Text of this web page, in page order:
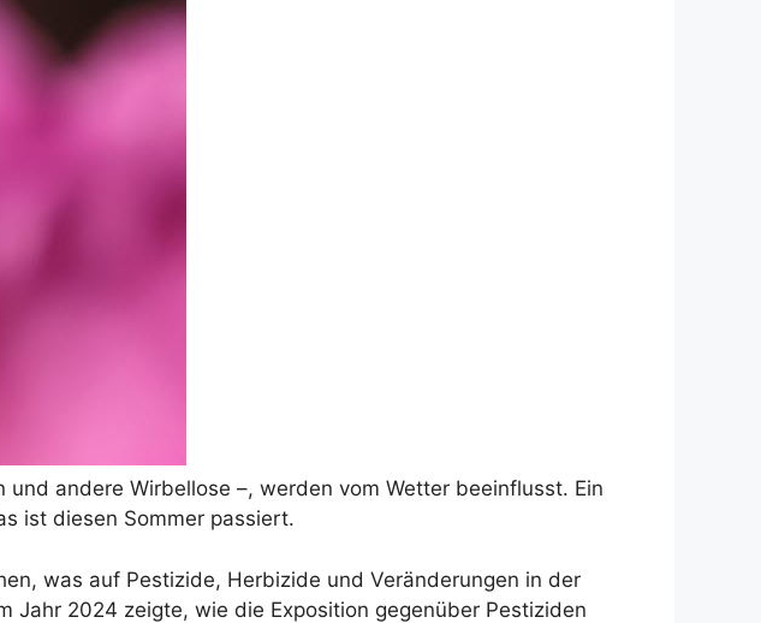
andere Wirbellose –, werden vom Wetter beeinflusst. Ein
ist diesen Sommer passiert.
was auf Pestizide, Herbizide und Veränderungen in der
Jahr 2024 zeigte, wie die Exposition gegenüber Pestiziden